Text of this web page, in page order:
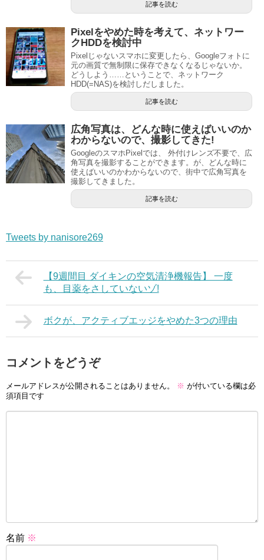
記事を読む
Pixelをやめた時を考えて、ネットワー
クHDDを検討中
Pixelじゃないスマホに変更したら、Googleフォトに
元の画質で無制限に保存できなくなるじゃないか。
どうしよう……ということで、ネットワーク
HDD(=NAS)を検討しだしました。
記事を読む
広角写真は、どんな時に使えばいいのか
わからないので、撮影してきた!
GoogleのスマホPixelでは、 外付けレンズ不要で、広
角写真を撮影することができます。が、どんな時に
使えばいいのかわからないので、街中で広角写真を
撮影してきました。
記事を読む
Tweets by nanisore269
【9週間目 ダイキンの空気清浄機報告】 一度
も、目薬をさしていないゾ!
ボクが、アクティブエッジをやめた3つの理由
コメントをどうぞ
メールアドレスが公開されることはありません。 ※ が付いている欄は必
須項目です
名前 ※